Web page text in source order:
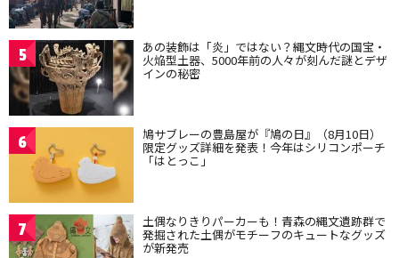
5 あの装飾は「炎」ではない？縄文時代の国宝・
火焔型土器、5000年前の人々が刻んだ謎とデザ
インの秘密
6 鳩サブレーの豊島屋が『鳩の日』（8月10日）
限定グッズ詳細を発表！今年はシリコンポーチ
「はとっこ」
7 土偶なりきりパーカーも！青森の縄文遺跡群で
発掘された土偶がモチーフのキュートなグッズ
が新発売